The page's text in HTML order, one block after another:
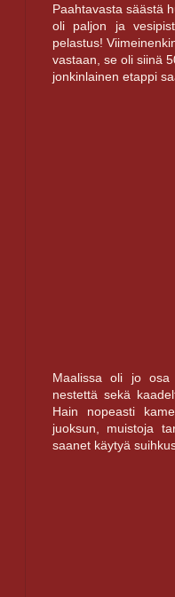
Paahtavasta säästä
oli paljon ja
pelastus!
vastaan, se oli siinä
jonkinlainen etappi
Maalissa oli jo osa
nestettä sekä
Hain nopeasti
juoksun, muistoja
saanet käytyä